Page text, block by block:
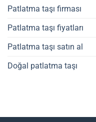
Patlatma taşı firması
Patlatma taşı fiyatları
Patlatma taşı satın al
Doğal patlatma taşı